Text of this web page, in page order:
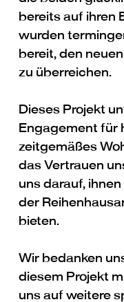
bereits auf ihren
wurden
bereit, den
zu überreichen.
Dieses Projekt
Engagement für
zeitgemäßes
das Vertrauen
uns darauf,
der
bieten.
Wir bedanken
diesem Projekt
uns auf weitere